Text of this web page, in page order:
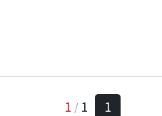
1 / 1 1